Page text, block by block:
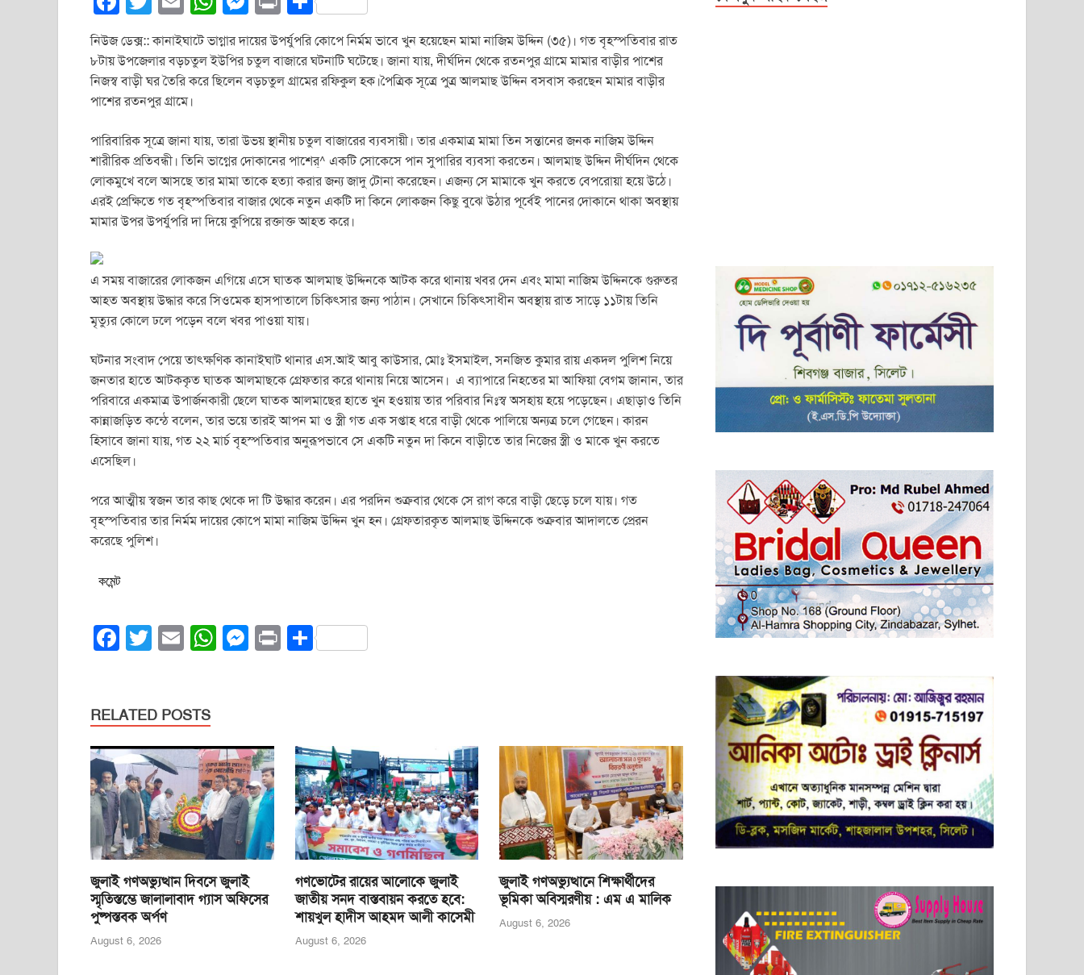
a
c
e
b
o
o
k
wi
tt
er
m
ail
h
at
s
p
p
ss
e
g
er
in
t
h
ar
e
নিউজ ডেক্স:: কানাইঘাটে ভাগ্নার দায়ের উপর্যুপরি কোপে নির্মম ভাবে খুন হয়েছেন মামা নাজিম উদ্দিন (৩৫)। গত বৃহস্পতিবার রাত
৮টায় উপজেলার বড়চতুল ইউপির চতুল বাজারে ঘটনাটি ঘটেছে। জানা যায়, দীর্ঘদিন থেকে রতনপুর গ্রামে মামার বাড়ীর পাশের
নিজস্ব বাড়ী ঘর তৈরি করে ছিলেন বড়চতুল গ্রামের রফিকুল হক।পৈত্রিক সূত্রে পুত্র আলমাছ উদ্দিন বসবাস করছেন মামার বাড়ীর
পাশের রতনপুর গ্রামে।
পারিবারিক সূত্রে জানা যায়, তারা উভয় স্থানীয় চতুল বাজারের ব্যবসায়ী। তার একমাত্র মামা তিন সন্তানের জনক নাজিম উদ্দিন
শারীরিক প্রতিবন্ধী। তিনি ভাগ্নের দোকানের পাশের্^ একটি সোকেসে পান সুপারির ব্যবসা করতেন। আলমাছ উদ্দিন দীর্ঘদিন থেকে
লোকমুখে বলে আসছে তার মামা তাকে হত্যা করার জন্য জাদু টোনা করেছেন। এজন্য সে মামাকে খুন করতে বেপরোয়া হয়ে উঠে।
এরই প্রেক্ষিতে গত বৃহস্পতিবার বাজার থেকে নতুন একটি দা কিনে লোকজন কিছু বুঝে উঠার পূর্বেই পানের দোকানে থাকা অবস্থায়
মামার উপর উপর্যুপরি দা দিয়ে কুপিয়ে রক্তাক্ত আহত করে।
এ সময় বাজারের লোকজন এগিয়ে এসে ঘাতক আলমাছ উদ্দিনকে আটক করে থানায় খবর দেন এবং মামা নাজিম উদ্দিনকে গুরুতর
আহত অবস্থায় উদ্ধার করে সিওমেক হাসপাতালে চিকিৎসার জন্য পাঠান। সেখানে চিকিৎসাধীন অবস্থায় রাত সাড়ে ১১টায় তিনি
মৃত্যুর কোলে ঢলে পড়েন বলে খবর পাওয়া যায়।
ঘটনার সংবাদ পেয়ে তাৎক্ষণিক কানাইঘাট থানার এস.আই আবু কাউসার, মোঃ ইসমাইল, সনজিত কুমার রায় একদল পুলিশ নিয়ে
জনতার হাতে আটককৃত ঘাতক আলমাছকে গ্রেফতার করে থানায় নিয়ে আসেন। এ ব্যাপারে নিহতের মা আফিয়া বেগম জানান, তার
পরিবারে একমাত্র উপার্জনকারী ছেলে ঘাতক আলমাছের হাতে খুন হওয়ায় তার পরিবার নিঃস্ব অসহায় হয়ে পড়েছেন। এছাড়াও তিনি
কান্নাজড়িত কন্ঠে বলেন, তার ভয়ে তারই আপন মা ও স্ত্রী গত এক সপ্তাহ ধরে বাড়ী থেকে পালিয়ে অন্যত্র চলে গেছেন। কারন
হিসাবে জানা যায়, গত ২২ মার্চ বৃহস্পতিবার অনুরূপভাবে সে একটি নতুন দা কিনে বাড়ীতে তার নিজের স্ত্রী ও মাকে খুন করতে
এসেছিল।
পরে আত্মীয় স্বজন তার কাছ থেকে দা টি উদ্ধার করেন। এর পরদিন শুক্রবার থেকে সে রাগ করে বাড়ী ছেড়ে চলে যায়। গত
বৃহস্পতিবার তার নির্মম দায়ের কোপে মামা নাজিম উদ্দিন খুন হন। গ্রেফতারকৃত আলমাছ উদ্দিনকে শুক্রবার আদালতে প্রেরন
করেছে পুলিশ।
কমেন্ট
F
e
b
o
o
k
T
er
E
W
A
p
p
M
n
g
er
Pr S
RELATED POSTS
জুলাই গণঅভ্যুত্থান দিবসে জুলাই
স্মৃতিস্তম্ভে জালালাবাদ গ্যাস অফিসের
পুষ্পস্তবক অর্পণ
August 6, 2026
গণভোটের রায়ের আলোকে জুলাই
জাতীয় সনদ বাস্তবায়ন করতে হবে:
শায়খুল হাদীস আহমদ আলী কাসেমী
August 6, 2026
জুলাই গণঅভ্যুত্থানে শিক্ষার্থীদের
ভূমিকা অবিস্মরণীয় : এম এ মালিক
August 6, 2026